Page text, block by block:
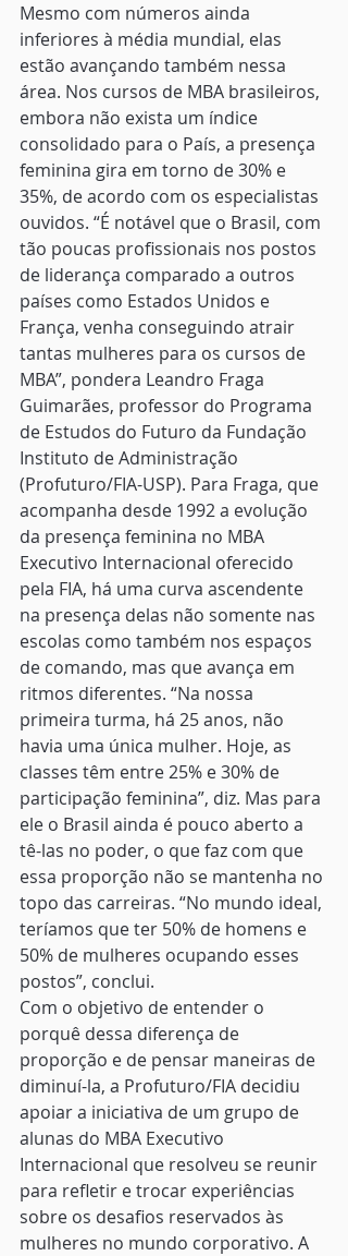
Mesmo com números ainda
inferiores à média mundial, elas
estão avançando também nessa
área. Nos cursos de MBA brasileiros,
embora não exista um índice
consolidado para o País, a presença
feminina gira em torno de 30% e
35%, de acordo com os especialistas
ouvidos. “É notável que o Brasil, com
tão poucas profissionais nos postos
de liderança comparado a outros
países como Estados Unidos e
França, venha conseguindo atrair
tantas mulheres para os cursos de
MBA”, pondera Leandro Fraga
Guimarães, professor do Programa
de Estudos do Futuro da Fundação
Instituto de Administração
(Profuturo/FIA-USP). Para Fraga, que
acompanha desde 1992 a evolução
da presença feminina no MBA
Executivo Internacional oferecido
pela FIA, há uma curva ascendente
na presença delas não somente nas
escolas como também nos espaços
de comando, mas que avança em
ritmos diferentes. “Na nossa
primeira turma, há 25 anos, não
havia uma única mulher. Hoje, as
classes têm entre 25% e 30% de
participação feminina”, diz. Mas para
ele o Brasil ainda é pouco aberto a
tê-las no poder, o que faz com que
essa proporção não se mantenha no
topo das carreiras. “No mundo ideal,
teríamos que ter 50% de homens e
50% de mulheres ocupando esses
postos”, conclui.
Com o objetivo de entender o
porquê dessa diferença de
proporção e de pensar maneiras de
diminuí-la, a Profuturo/FIA decidiu
apoiar a iniciativa de um grupo de
alunas do MBA Executivo
Internacional que resolveu se reunir
para refletir e trocar experiências
sobre os desafios reservados às
mulheres no mundo corporativo. A